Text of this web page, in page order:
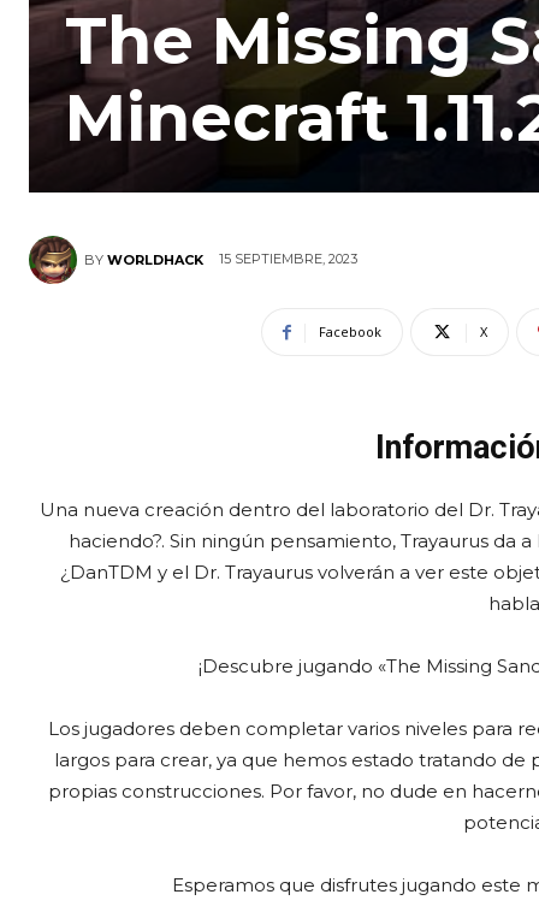
The Missing
Minecraft
BY WORLDHACK 15 SEPTIEMBRE, 2023
Facebook X
Una nueva creación dentro del laboratorio del Dr.
haciendo?. Sin ningún pensamiento, Trayaurus da
¿DanTDM y el Dr. Trayaurus volverán a ver este
¡Descubre jugando «The Missing
Los jugadores deben completar varios niveles para
largos para crear, ya que hemos estado tratando
propias construcciones. Por favor, no dude en
Esperamos que disfrutes jugando este